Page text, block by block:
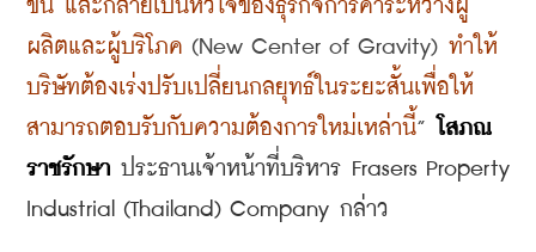
ขึ้น และกลายเป็นหัวใจของธุรกิจการค้าระหว่างผู้
ผลิตและผู้บริโภค (New Center of Gravity) ทำให้
บริษัทต้องเร่งปรับเปลี่ยนกลยุทธ์ในระยะสั้นเพื่อให้
สามารถตอบรับกับความต้องการใหม่เหล่านี้”
โสภณ
ราชรักษา ประธานเจ้าหน้าที่บริหาร Frasers Property
Industrial (Thailand) Company กล่าว